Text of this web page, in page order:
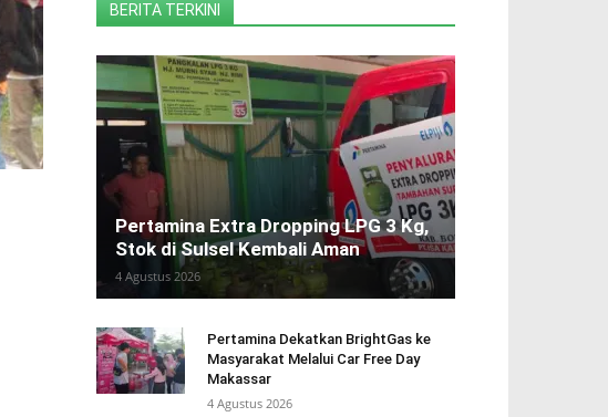
BERITA TERKINI
Pertamina Extra Dropping LPG 3 Kg,
Stok di Sulsel Kembali Aman
4 Agustus 2026
Pertamina Dekatkan BrightGas ke
Masyarakat Melalui Car Free Day
Makassar
4 Agustus 2026